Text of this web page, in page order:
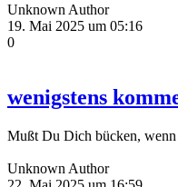
Unknown Author
19. Mai 2025 um 05:16
0
wenigstens
Mußt Du Dich bücken,
Unknown Author